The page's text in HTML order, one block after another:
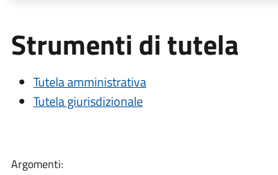
Strumenti di tutela
Tutela amministrativa
Tutela giurisdizionale
Argomenti: